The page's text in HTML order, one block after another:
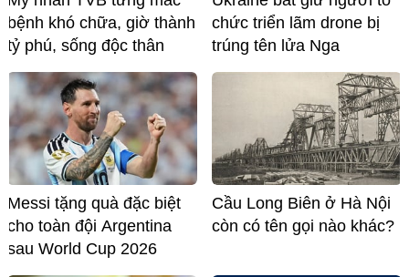
bệnh khó chữa, giờ thành
tỷ phú, sống độc thân
chức triển lãm drone bị
trúng tên lửa Nga
Messi tặng quà đặc biệt
cho toàn đội Argentina
sau World Cup 2026
Cầu Long Biên ở Hà Nội
còn có tên gọi nào khác?